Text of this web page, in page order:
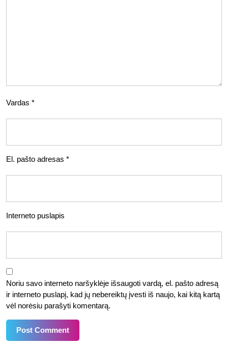
Vardas *
El. pašto adresas *
Interneto puslapis
Noriu savo interneto naršyklėje išsaugoti vardą, el. pašto adresą
ir interneto puslapį, kad jų nebereiktų įvesti iš naujo, kai kitą kartą
vėl norėsiu parašyti komentarą.